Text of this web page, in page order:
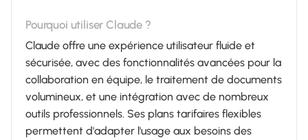
Pourquoi utiliser Claude ?
Claude offre une expérience utilisateur fluide et
sécurisée, avec des fonctionnalités avancées pour la
collaboration en équipe, le traitement de documents
volumineux, et une intégration avec de nombreux
outils professionnels. Ses plans tarifaires flexibles
permettent d'adapter l'usage aux besoins des